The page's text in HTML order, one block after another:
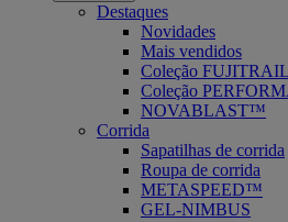
Destaques
Novidades
Mais vendidos
Coleção
Coleção
NOVABLAST™
Corrida
Sapatilhas de corrida
Roupa de corrida
METASPEED™
GEL-NIMBUS